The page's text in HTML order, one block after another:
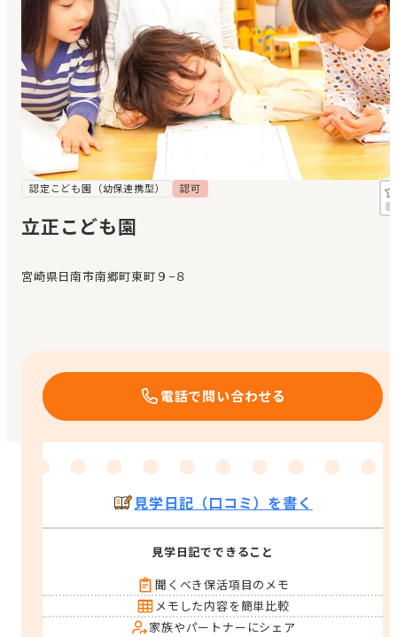
閲覧履歴
お気に入り
見学日記
メッセージ
おすすめの園
エンクルの特徴と活用方法
認定こども園（幼保連携型） 認可
立正こども園
宮崎県日南市南郷町東町９−８
電話で問い合わせる
見学日記（口コミ）を書く
見学日記でできること
聞くべき保活項目のメモ
メモした内容を簡単比較
家族やパートナーにシェア